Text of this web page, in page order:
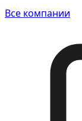
Все компании